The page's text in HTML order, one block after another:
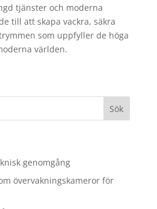
tjänster och moderna
till att skapa vackra, säkra
som uppfyller de höga
världen.
genomgång
övervakningskameror för